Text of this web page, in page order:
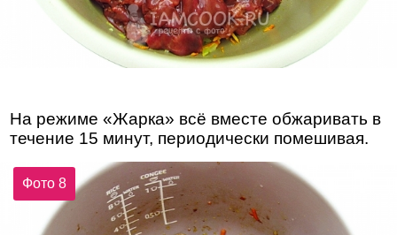
На режиме «Жарка» всё вместе обжаривать в
течение 15 минут, периодически помешивая.
Фото 8